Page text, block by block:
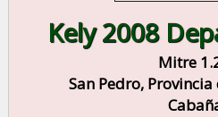
Kely 2008
Mitre
San Pedro,